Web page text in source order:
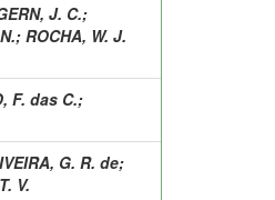
J. C.;
; ROCHA, W. J.
F. das C.;
G. R. de;
V.